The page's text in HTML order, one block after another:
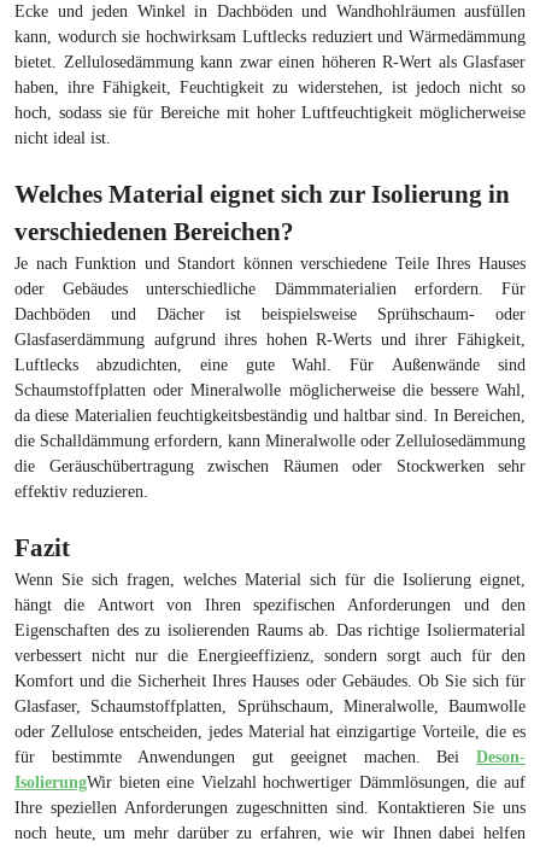
Ecke und jeden Winkel in Dachböden und Wandhohlräumen ausfüllen
kann, wodurch sie hochwirksam Luftlecks reduziert und Wärmedämmung
bietet. Zellulosedämmung kann zwar einen höheren R-Wert als Glasfaser
haben, ihre Fähigkeit, Feuchtigkeit zu widerstehen, ist jedoch nicht so
hoch, sodass sie für Bereiche mit hoher Luftfeuchtigkeit möglicherweise
nicht ideal ist.
Welches Material eignet sich zur Isolierung in
verschiedenen Bereichen?
Je nach Funktion und Standort können verschiedene Teile Ihres Hauses
oder Gebäudes unterschiedliche Dämmmaterialien erfordern. Für
Dachböden und Dächer ist beispielsweise Sprühschaum- oder
Glasfaserdämmung aufgrund ihres hohen R-Werts und ihrer Fähigkeit,
Luftlecks abzudichten, eine gute Wahl. Für Außenwände sind
Schaumstoffplatten oder Mineralwolle möglicherweise die bessere Wahl,
da diese Materialien feuchtigkeitsbeständig und haltbar sind. In Bereichen,
die Schalldämmung erfordern, kann Mineralwolle oder Zellulosedämmung
die Geräuschübertragung zwischen Räumen oder Stockwerken sehr
effektiv reduzieren.
Fazit
Wenn Sie sich fragen, welches Material sich für die Isolierung eignet,
hängt die Antwort von Ihren spezifischen Anforderungen und den
Eigenschaften des zu isolierenden Raums ab. Das richtige Isoliermaterial
verbessert nicht nur die Energieeffizienz, sondern sorgt auch für den
Komfort und die Sicherheit Ihres Hauses oder Gebäudes. Ob Sie sich für
Glasfaser, Schaumstoffplatten, Sprühschaum, Mineralwolle, Baumwolle
oder Zellulose entscheiden, jedes Material hat einzigartige Vorteile, die es
für bestimmte Anwendungen gut geeignet machen. Bei Deson-
IsolierungWir bieten eine Vielzahl hochwertiger Dämmlösungen, die auf
Ihre speziellen Anforderungen zugeschnitten sind. Kontaktieren Sie uns
noch heute, um mehr darüber zu erfahren, wie wir Ihnen dabei helfen